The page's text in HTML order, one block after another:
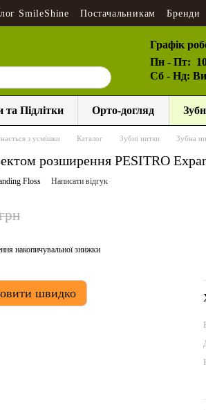
SmileShine Постачальникам Бренди
Графік
Пн - Пт:
Сб - Нд:
та Підлітки Орто-догляд
з усмішки Каталог Зубні нитки Зубна
розширення PESITRO
Floss Написати відгук
накопичувальної знижки
швидко